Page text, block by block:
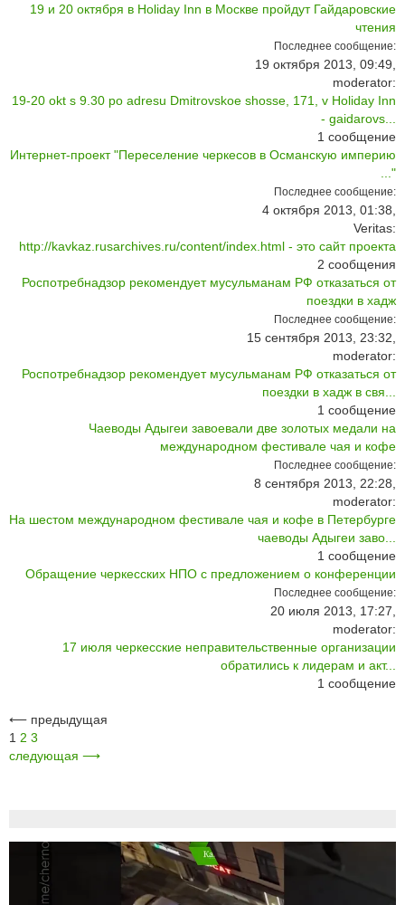
19 и 20 октября в Holiday Inn в Москве пройдут Гайдаровские
чтения
Последнее сообщение:
19 октября 2013, 09:49,
moderator:
19-20 okt s 9.30 po adresu Dmitrovskoe shosse, 171, v Holiday Inn
- gaidarovs...
1 сообщение
Интернет-проект "Переселение черкесов в Османскую империю
..."
Последнее сообщение:
4 октября 2013, 01:38,
Veritas:
http://kavkaz.rusarchives.ru/content/index.html - это сайт проекта
2 сообщения
Роспотребнадзор рекомендует мусульманам РФ отказаться от
поездки в хадж
Последнее сообщение:
15 сентября 2013, 23:32,
moderator:
Роспотребнадзор рекомендует мусульманам РФ отказаться от
поездки в хадж в свя...
1 сообщение
Чаеводы Адыгеи завоевали две золотых медали на
международном фестивале чая и кофе
Последнее сообщение:
8 сентября 2013, 22:28,
moderator:
На шестом международном фестивале чая и кофе в Петербурге
чаеводы Адыгеи заво...
1 сообщение
Обращение черкесских НПО с предложением о конференции
Последнее сообщение:
20 июля 2013, 17:27,
moderator:
17 июля черкесские неправительственные организации
обратились к лидерам и акт...
1 сообщение
⟵ предыдущая
1 2 3
следующая ⟶